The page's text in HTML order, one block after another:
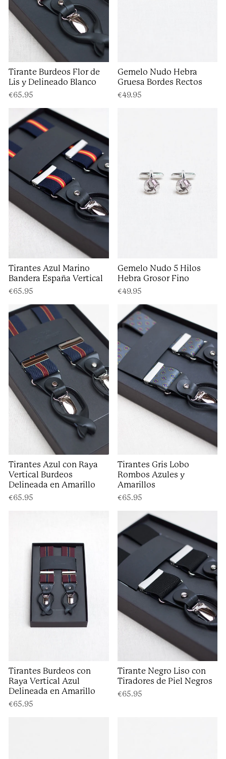
Tirante Burdeos Flor de
Lis y Delineado Blanco
€65.95
Gemelo Nudo Hebra
Gruesa Bordes Rectos
€49.95
Tirantes Azul Marino
Bandera España Vertical
€65.95
Gemelo Nudo 5 Hilos
Hebra Grosor Fino
€49.95
Tirantes Azul con Raya
Vertical Burdeos
Delineada en Amarillo
€65.95
Tirantes Gris Lobo
Rombos Azules y
Amarillos
€65.95
Tirantes Burdeos con
Raya Vertical Azul
Delineada en Amarillo
€65.95
Tirante Negro Liso con
Tiradores de Piel Negros
€65.95